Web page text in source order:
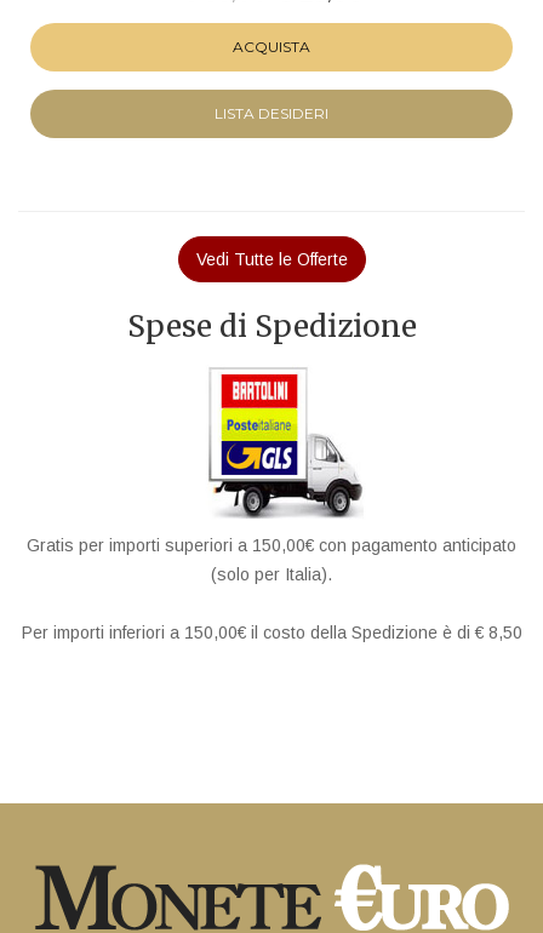
ACQUISTA
LISTA DESIDERI
Vedi Tutte le Offerte
Spese di Spedizione
Gratis per importi superiori a 150,00€ con pagamento anticipato
(solo per Italia).
Per importi inferiori a 150,00€ il costo della Spedizione è di € 8,50